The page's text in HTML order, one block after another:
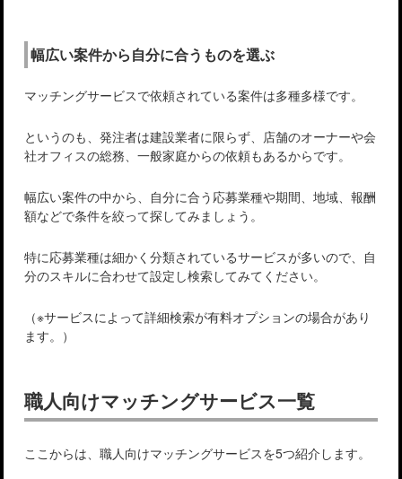
幅広い案件から自分に合うものを選ぶ
マッチングサービスで依頼されている案件は多種多様です。
というのも、発注者は建設業者に限らず、店舗のオーナーや会
社オフィスの総務、一般家庭からの依頼もあるからです。
幅広い案件の中から、自分に合う応募業種や期間、地域、報酬
額などで条件を絞って探してみましょう。
特に応募業種は細かく分類されているサービスが多いので、自
分のスキルに合わせて設定し検索してみてください。
（※サービスによって詳細検索が有料オプションの場合があり
ます。）
職人向けマッチングサービス一覧
ここからは、職人向けマッチングサービスを5つ紹介します。